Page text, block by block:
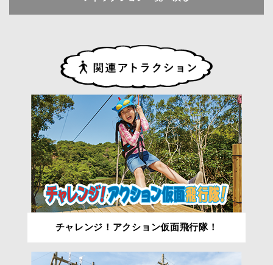
チャレンジ！アクション仮面飛行隊！